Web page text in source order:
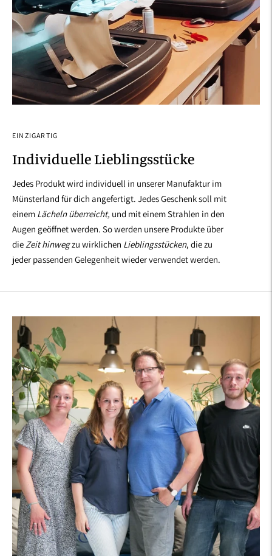
EINZIGARTIG
Individuelle Lieblingsstücke
Jedes Produkt wird individuell in unserer Manufaktur im
Münsterland für dich angefertigt. Jedes Geschenk soll mit
einem Lächeln überreicht, und mit einem Strahlen in den
Augen geöffnet werden. So werden unsere Produkte über
die Zeit hinwegzu wirklichen Lieblingsstücken, die zu
jeder passenden Gelegenheit wieder verwendet werden.